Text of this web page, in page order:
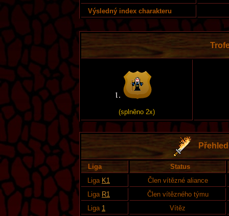
Výsledný index charakteru
(splněno 2x)
Liga
Status
Liga K1
Člen vítězné aliance
Liga R1
Člen vítězného týmu
Liga 1
Vítěz